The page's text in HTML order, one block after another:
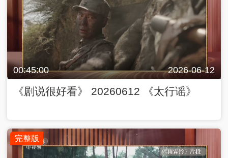
00:45:00 2026-06-12
《剧说很好看》 20260612 《太行谣》
完整版